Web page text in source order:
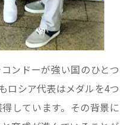
ンドーが強い国のひとつ
ロシア代表はメダルを4つ
しています。その背景に